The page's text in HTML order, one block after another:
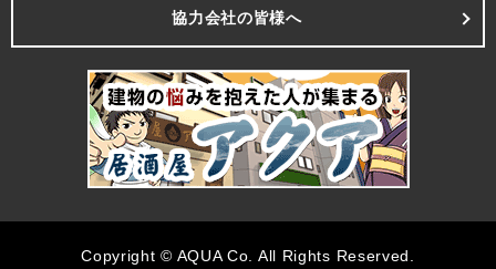
協力会社の皆様へ
Copyright © AQUA Co. All Rights Reserved.